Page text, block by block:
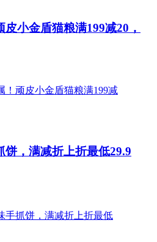
小金盾猫粮满199减20，
饼，满减折上折最低29.9